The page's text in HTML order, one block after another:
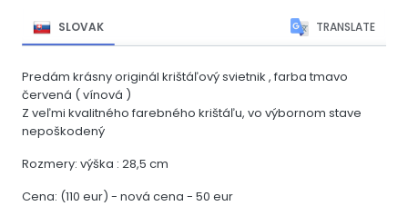
SLOVAK TRANSLATE
Predám krásny originál krištáľový svietnik , farba tmavo
červená ( vínová )
Z veľmi kvalitného farebného krištáľu, vo výbornom stave
nepoškodený
Rozmery: výška : 28,5 cm
Cena: (110 eur) - nová cena - 50 eur